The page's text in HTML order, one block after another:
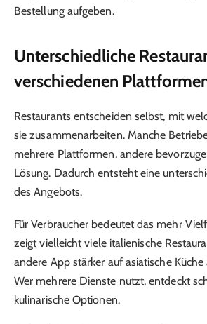
Bestellung aufgeben.
Unterschiedliche
verschiedenen
Restaurants entscheiden selbst, mit
sie zusammenarbeiten. Manche
mehrere Plattformen, andere
Lösung. Dadurch entsteht eine
des Angebots.
Für Verbraucher bedeutet das mehr
zeigt vielleicht viele italienische
andere App stärker auf asiatische Küche
Wer mehrere Dienste nutzt, entdeckt
kulinarische Optionen.